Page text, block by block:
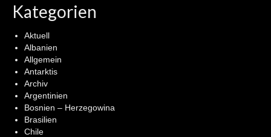
Kategorien
Aktuell
Albanien
Allgemein
Antarktis
Archiv
Argentinien
Bosnien – Herzegowina
Brasilien
Chile